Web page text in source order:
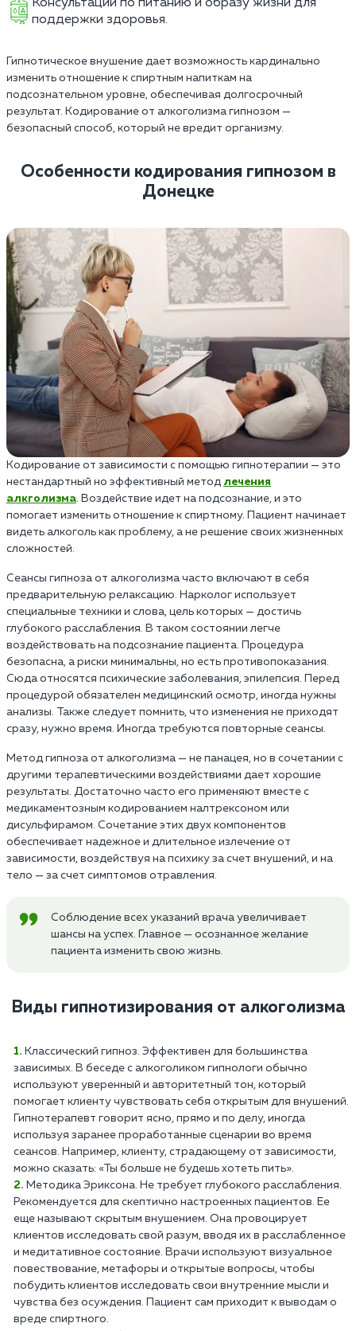
поддержки здоровья.
Гипнотическое внушение дает возможность кардинально
изменить отношение к спиртным напиткам на
подсознательном уровне, обеспечивая долгосрочный
результат. Кодирование от алкоголизма гипнозом —
безопасный способ, который не вредит организму.
Особенности кодирования гипнозом в
Донецке
Кодирование от зависимости с помощью гипнотерапии — это
нестандартный но эффективный метод лечения
алкголизма . Воздействие идет на подсознание, и это
помогает изменить отношение к спиртному. Пациент начинает
видеть алкоголь как проблему, а не решение своих жизненных
сложностей.
Сеансы гипноза от алкоголизма часто включают в себя
предварительную релаксацию. Нарколог использует
специальные техники и слова, цель которых — достичь
глубокого расслабления. В таком состоянии легче
воздействовать на подсознание пациента. Процедура
безопасна, а риски минимальны, но есть противопоказания.
Сюда относятся психические заболевания, эпилепсия. Перед
процедурой обязателен медицинский осмотр, иногда нужны
анализы. Также следует помнить, что изменения не приходят
сразу, нужно время. Иногда требуются повторные сеансы.
Метод гипноза от алкоголизма — не панацея, но в сочетании с
другими терапевтическими воздействиями дает хорошие
результаты. Достаточно часто его применяют вместе с
медикаментозным кодированием налтрексоном или
дисульфирамом. Сочетание этих двух компонентов
обеспечивает надежное и длительное излечение от
зависимости, воздействуя на психику за счет внушений, и на
тело — за счет симптомов отравления.
Соблюдение всех указаний врача увеличивает
шансы на успех. Главное — осознанное желание
пациента изменить свою жизнь.
Виды гипнотизирования от алкоголизма
Классический гипноз. Эффективен для большинства
зависимых. В беседе с алкоголиком гипнологи обычно
используют уверенный и авторитетный тон, который
помогает клиенту чувствовать себя открытым для внушений.
Гипнотерапевт говорит ясно, прямо и по делу, иногда
используя заранее проработанные сценарии во время
сеансов. Например, клиенту, страдающему от зависимости,
можно сказать: «Ты больше не будешь хотеть пить».
Методика Эриксона. Не требует глубокого расслабления.
Рекомендуется для скептично настроенных пациентов. Ее
еще называют скрытым внушением. Она провоцирует
клиентов исследовать свой разум, вводя их в расслабленное
и медитативное состояние. Врачи используют визуальное
повествование, метафоры и открытые вопросы, чтобы
побудить клиентов исследовать свои внутренние мысли и
чувства без осуждения. Пациент сам приходит к выводам о
вреде спиртного.